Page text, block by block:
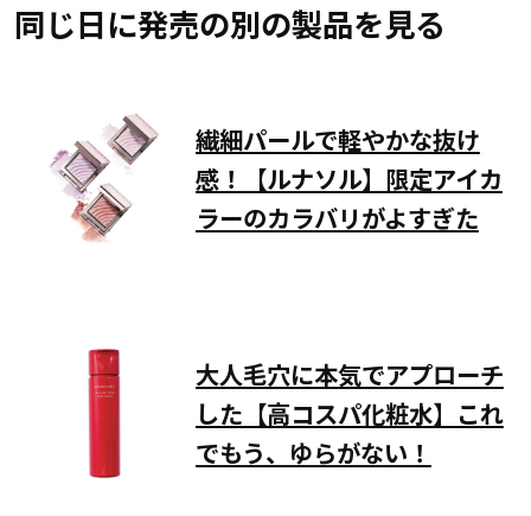
同じ日に発売の別の製品を見る
繊細パールで軽やかな抜け
感！【ルナソル】限定アイカ
ラーのカラバリがよすぎた
大人毛穴に本気でアプローチ
した【高コスパ化粧水】これ
でもう、ゆらがない！